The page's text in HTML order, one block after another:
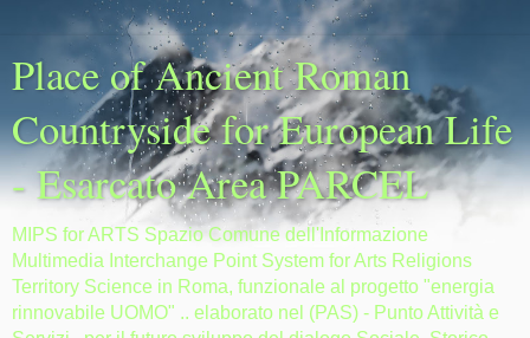
Place of Ancient Roman
Countryside for European Life
- Esarcato Area PARCEL
MIPS for ARTS Spazio Comune dell'Informazione
Multimedia Interchange Point System for Arts Religions
Territory Science in Roma, funzionale al progetto "energia
rinnovabile UOMO" .. elaborato nel (PAS) - Punto Attività e